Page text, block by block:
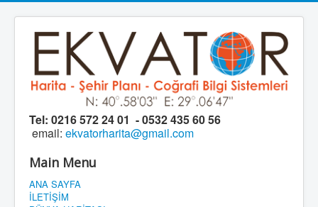
Tel: 0216 572 24 01 - 0532 435 60 56
email: ekvatorharita@gmail.com
Main Menu
ANA SAYFA
İLETİŞİM